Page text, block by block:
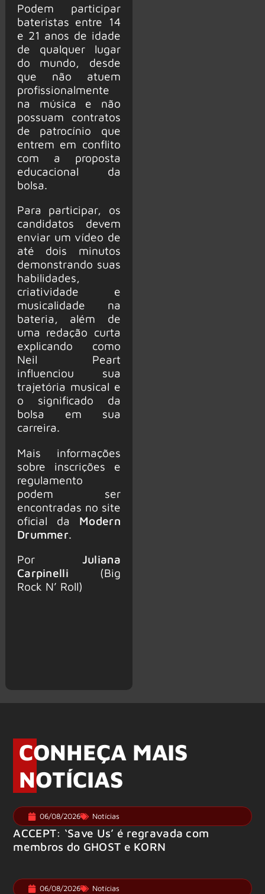
Podem participar
bateristas entre 14
e 21 anos de idade
de qualquer lugar
do mundo, desde
que não atuem
profissionalmente
na música e não
possuam contratos
de patrocínio que
entrem em conflito
com a proposta
educacional da
bolsa.
Para participar, os
candidatos devem
enviar um vídeo de
até dois minutos
demonstrando suas
habilidades,
criatividade e
musicalidade na
bateria, além de
uma redação curta
explicando como
Neil Peart
influenciou sua
trajetória musical e
o significado da
bolsa em sua
carreira.
Mais informações
sobre inscrições e
regulamento
podem ser
encontradas no site
oficial da Modern
Drummer.
Por Juliana
Carpinelli (Big
Rock N’ Roll)
CONHEÇA MAIS
NOTÍCIAS
06/08/2026 Notícias
ACCEPT: ‘Save Us’ é regravada com
membros do GHOST e KORN
06/08/2026 Notícias